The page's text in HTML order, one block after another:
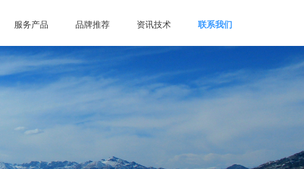
服务产品 品牌推荐 资讯技术 联系我们